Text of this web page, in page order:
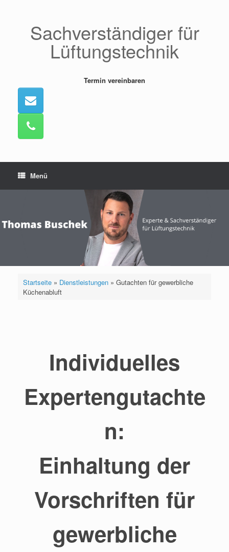
Sachverständiger für
Lüftungstechnik
Termin vereinbaren
Menü
Startseite» Dienstleistungen» Gutachten für gewerbliche
Küchenabluft
Individuelles
Expertengutachte
n:
Einhaltung der
Vorschriften für
gewerbliche